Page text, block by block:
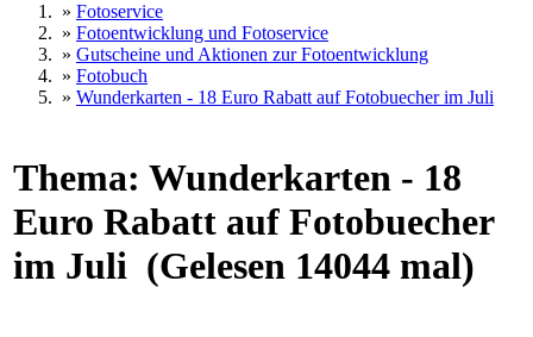
» Fotoservice
» Fotoentwicklung und Fotoservice
» Gutscheine und Aktionen zur Fotoentwicklung
» Fotobuch
» Wunderkarten - 18 Euro Rabatt auf Fotobuecher im Juli
Thema: Wunderkarten - 18
Euro Rabatt auf Fotobuecher
im Juli (Gelesen 14044 mal)